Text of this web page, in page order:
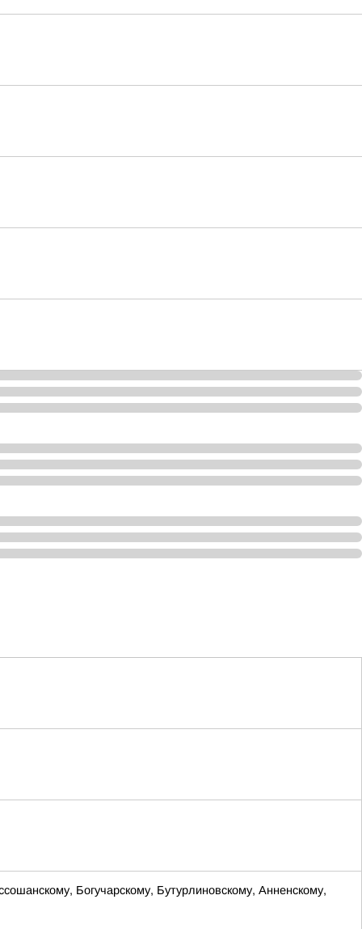
Богучарскому, Бутурлиновскому, Анненскому,